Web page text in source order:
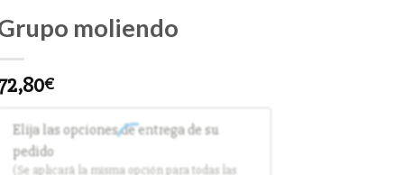
moliendo
€
Elija las opciones de entrega de su
pedido
(Se aplicará la misma opción para todas las